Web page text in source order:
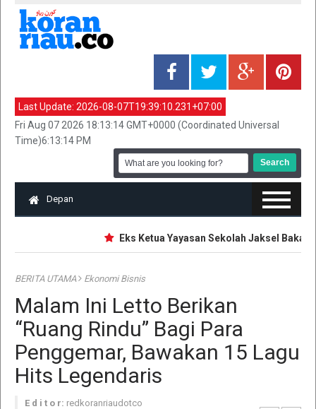
Last Update: 2026-08-07T19:39:10.231+07:00
Fri Aug 07 2026 18:13:14 GMT+0000 (Coordinated Universal
Time)6:13:14 PM
Depan
Eks Ketua Yayasan Sekolah Jaksel Bakal
BERITA UTAMA Ekonomi Bisnis
Malam Ini Letto Berikan
“Ruang Rindu” Bagi Para
Penggemar, Bawakan 15 Lagu
Hits Legendaris
E d i t o r: redkoranriaudotco